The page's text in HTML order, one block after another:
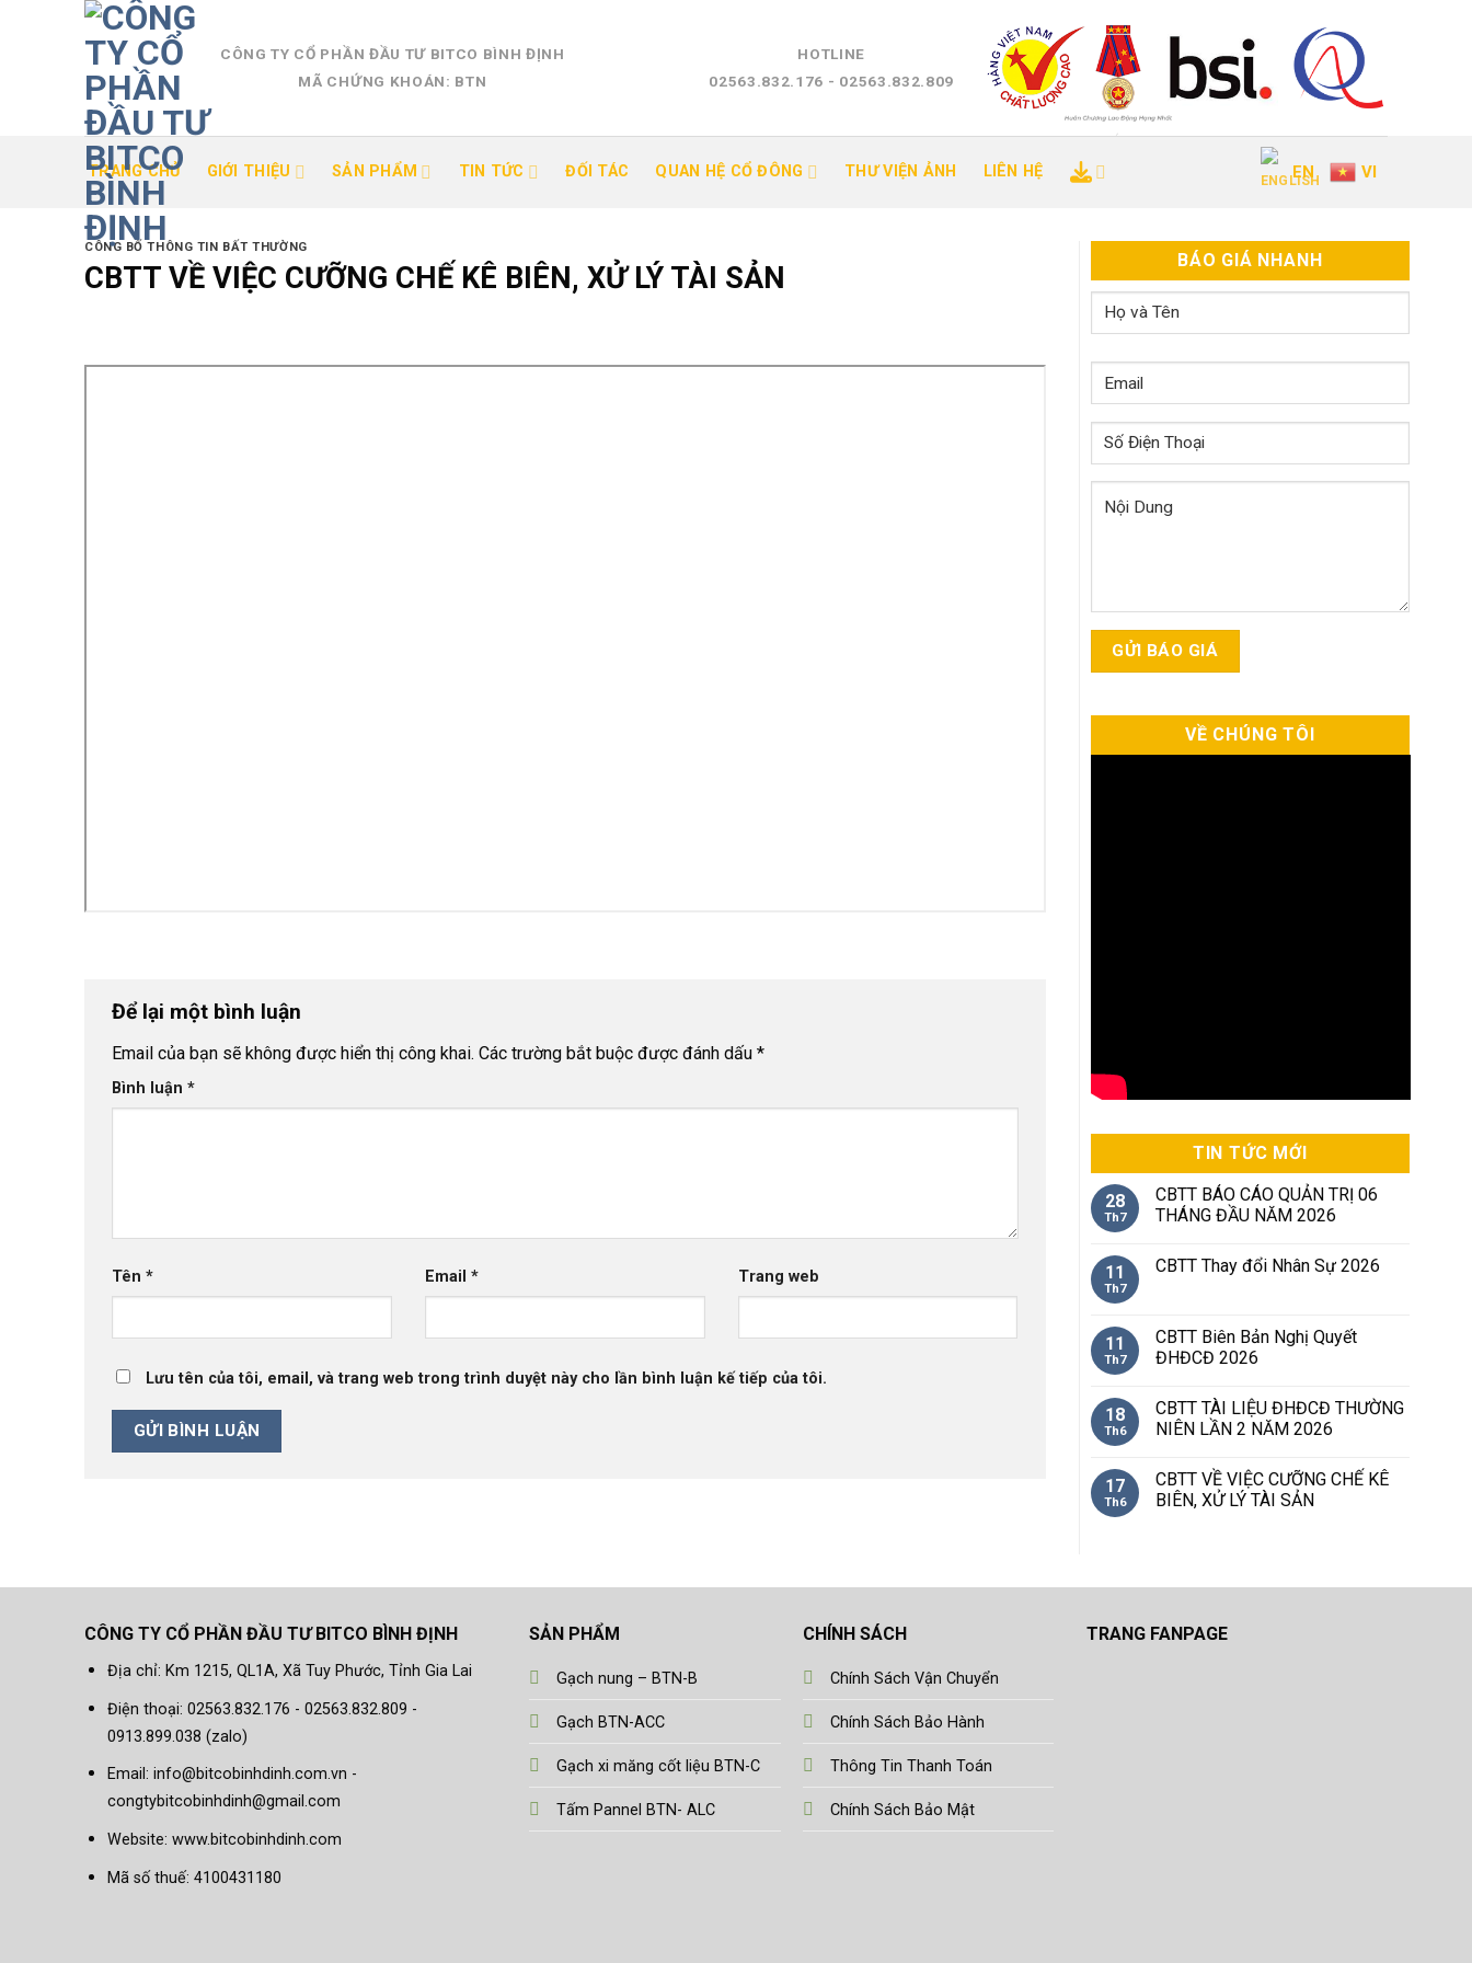
CÔNG TY CỔ PHẦN ĐẦU TƯ BITCO BÌNH ĐỊNH
MÃ CHỨNG KHOÁN: BTN
HOTLINE
02563.832.176 - 02563.832.809
TRANG CHỦ GIỚI THIỆU SẢN PHẨM TIN TỨC ĐỐI TÁC QUAN HỆ CỔ ĐÔNG THƯ VIỆN ẢNH LIÊN HỆ EN VI
CÔNG BỐ THÔNG TIN BẤT THƯỜNG
CBTT VỀ VIỆC CƯỠNG CHẾ KÊ BIÊN, XỬ LÝ TÀI SẢN
Để lại một bình luận
Email của bạn sẽ không được hiển thị công khai. Các trường bắt buộc được đánh dấu *
Bình luận *
Tên * Email * Trang web
Lưu tên của tôi, email, và trang web trong trình duyệt này cho lần bình luận kế tiếp của tôi.
BÁO GIÁ NHANH
VỀ CHÚNG TÔI
TIN TỨC MỚI
28
Th7
CBTT BÁO CÁO QUẢN TRỊ 06
THÁNG ĐẦU NĂM 2026
11
Th7
CBTT Thay đổi Nhân Sự 2026
11
Th7
CBTT Biên Bản Nghị Quyết
ĐHĐCĐ 2026
18
Th6
CBTT TÀI LIỆU ĐHĐCĐ THƯỜNG
NIÊN LẦN 2 NĂM 2026
17
Th6
CBTT VỀ VIỆC CƯỠNG CHẾ KÊ
BIÊN, XỬ LÝ TÀI SẢN
CÔNG TY CỔ PHẦN ĐẦU TƯ BITCO BÌNH ĐỊNH
Địa chỉ: Km 1215, QL1A, Xã Tuy Phước, Tỉnh Gia Lai
Điện thoại: 02563.832.176 - 02563.832.809 -
0913.899.038 (zalo)
Email: info@bitcobinhdinh.com.vn -
congtybitcobinhdinh@gmail.com
Website: www.bitcobinhdinh.com
Mã số thuế: 4100431180
SẢN PHẨM
Gạch nung – BTN-B
Gạch BTN-ACC
Gạch xi măng cốt liệu BTN-C
Tấm Pannel BTN- ALC
CHÍNH SÁCH
Chính Sách Vận Chuyển
Chính Sách Bảo Hành
Thông Tin Thanh Toán
Chính Sách Bảo Mật
TRANG FANPAGE